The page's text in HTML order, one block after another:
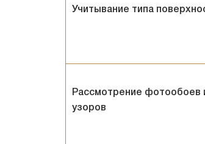
Учитывание типа
Рассмотрение фотообоев
узоров